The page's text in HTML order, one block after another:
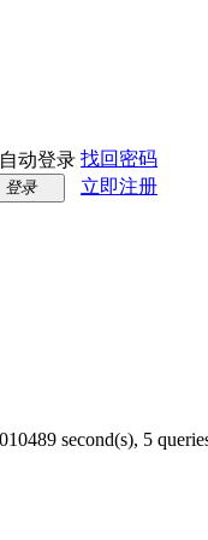
自动登录 找回密码
登录
立即注册
second(s), 5